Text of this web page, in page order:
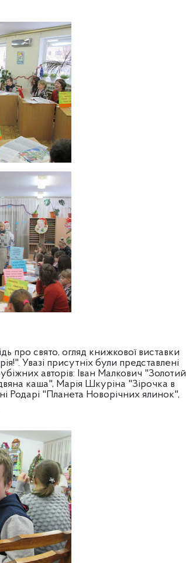
про свято, огляд книжкової виставки
Увазі присутніх були представлені
авторів: Іван Малкович "Золотий
каша", Марія Шкуріна "Зірочка в
Родарі "Планета Новорічних ялинок",